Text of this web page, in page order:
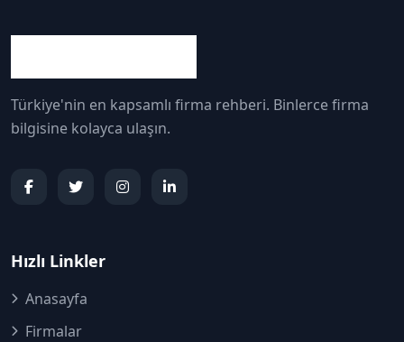
Türkiye'nin en kapsamlı firma rehberi. Binlerce firma
bilgisine kolayca ulaşın.
Hızlı Linkler
Anasayfa
Firmalar